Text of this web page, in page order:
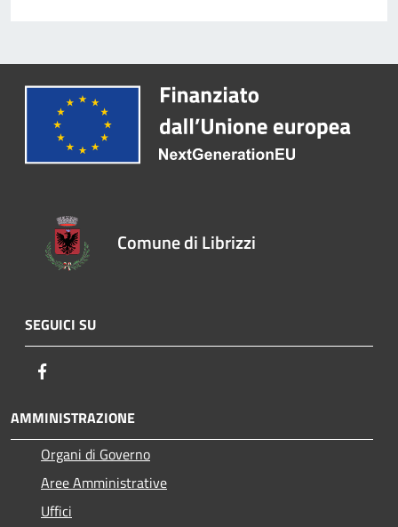
Comune di Librizzi
SEGUICI SU
AMMINISTRAZIONE
Organi di Governo
Aree Amministrative
Uffici